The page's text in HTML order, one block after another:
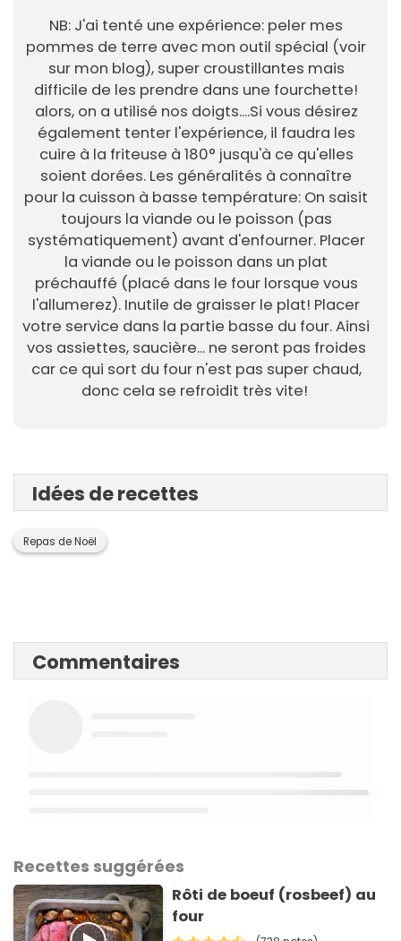
NB: J'ai tenté une expérience: peler mes
pommes de terre avec mon outil spécial (voir
sur mon blog), super croustillantes mais
difficile de les prendre dans une fourchette!
alors, on a utilisé nos doigts....Si vous désirez
également tenter l'expérience, il faudra les
cuire à la friteuse à 180° jusqu'à ce qu'elles
soient dorées. Les généralités à connaître
pour la cuisson à basse température: On saisit
toujours la viande ou le poisson (pas
systématiquement) avant d'enfourner. Placer
la viande ou le poisson dans un plat
préchauffé (placé dans le four lorsque vous
l'allumerez). Inutile de graisser le plat! Placer
votre service dans la partie basse du four. Ainsi
vos assiettes, saucière... ne seront pas froides
car ce qui sort du four n'est pas super chaud,
donc cela se refroidit très vite!
Idées de recettes
Repas de Noël
Commentaires
Recettes suggérées
Rôti de boeuf (rosbeef) au
four